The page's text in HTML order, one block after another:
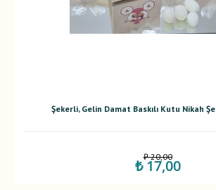
Şekerli, Gelin Damat Baskılı Kutu Nikah
₺ 20,00
₺ 17,00